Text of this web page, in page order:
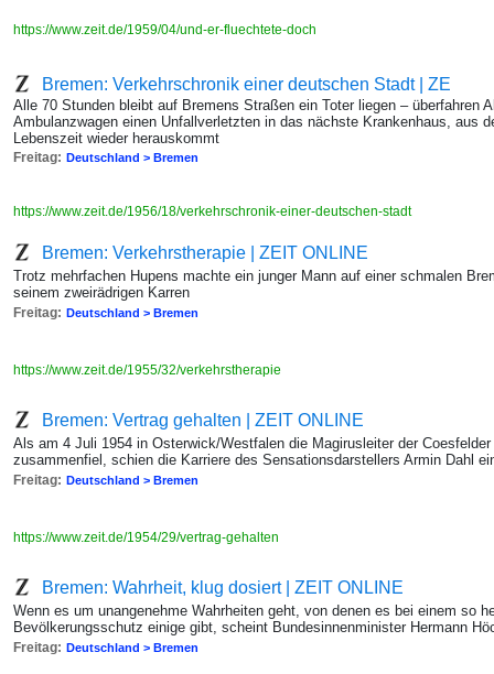
https://www.zeit.de/1959/04/und-er-fluechtete-doch
Bremen: Verkehrschronik einer deutschen Stadt | ZE
Alle 70 Stunden bleibt auf Bremens Straßen ein Toter liegen – überfahren
Ambulanzwagen einen Unfallverletzten in das nächste Krankenhaus, aus
Lebenszeit wieder herauskommt
Freitag: Deutschland > Bremen
https://www.zeit.de/1956/18/verkehrschronik-einer-deutschen-stadt
Bremen: Verkehrstherapie | ZEIT ONLINE
Trotz mehrfachen Hupens machte ein junger Mann auf einer schmalen
seinem zweirädrigen Karren
Freitag: Deutschland > Bremen
https://www.zeit.de/1955/32/verkehrstherapie
Bremen: Vertrag gehalten | ZEIT ONLINE
Als am 4 Juli 1954 in Osterwick/Westfalen die Magirusleiter der
zusammenfiel, schien die Karriere des Sensationsdarstellers Armin Dahl
Freitag: Deutschland > Bremen
https://www.zeit.de/1954/29/vertrag-gehalten
Bremen: Wahrheit, klug dosiert | ZEIT ONLINE
Wenn es um unangenehme Wahrheiten geht, von denen es bei einem so
Bevölkerungsschutz einige gibt, scheint Bundesinnenminister Hermann
Freitag: Deutschland > Bremen